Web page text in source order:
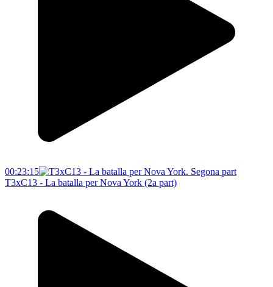
00:23:15
T3xC13 - La batalla per Nova York (2a part)